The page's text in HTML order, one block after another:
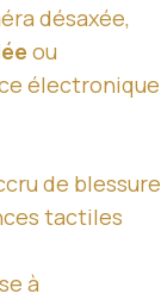
désaxée,
ou
électronique
de blessure
tactiles
à